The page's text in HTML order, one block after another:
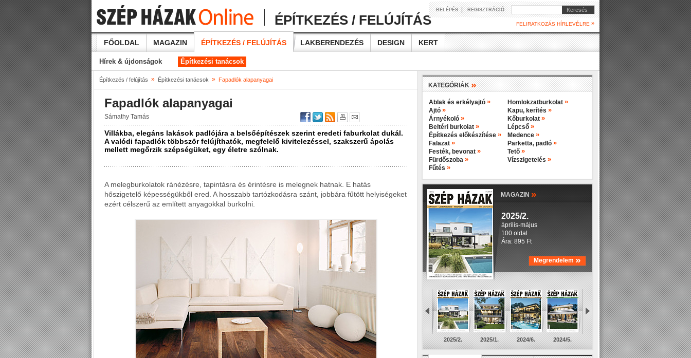
ÉPÍTKEZÉS / FELÚJÍTÁS
BELÉPÉS| REGISZTRÁCIÓ Keresés
FELIRATKOZÁS HÍRLEVÉLRE »
FŐOLDAL MAGAZIN ÉPÍTKEZÉS / FELÚJÍTÁS LAKBERENDEZÉS DESIGN KERT
Hírek & újdonságok Építkezési tanácsok
Építkezés / felújítás » Építkezési tanácsok » Fapadlók alapanyagai
Fapadlók alapanyagai
Sámathy Tamás
Villákba, elegáns lakások padlójára a belsőépítészek szerint eredeti faburkolat dukál.
A valódi fapadlók többször felújíthatók, megfelelő kivitelezéssel, szakszerű ápolás
mellett megőrzik szépségüket, egy életre szólnak.
A melegburkolatok ránézésre, tapintásra és érintésre is melegnek hatnak. E hatás
hőszigetelő képességükből ered. A hosszabb tartózkodásra szánt, jobbára fűtött helyiségeket
ezért célszerű az említett anyagokkal burkolni.
KATEGÓRIÁK»
Ablak és erkélyajtó »
Ajtó »
Árnyékoló »
Beltéri burkolat »
Építkezés előkészítése »
Falazat »
Festék, bevonat »
Fürdőszoba »
Fűtés »
Homlokzatburkolat »
Kapu, kerítés »
Kőburkolat »
Lépcső »
Medence »
Parketta, padló »
Tető »
Vízszigetelés »
MAGAZIN »
2025/2.
április-május
100 oldal
Ára: 895 Ft
Megrendelem »
2025/2. 2025/1. 2024/6. 2024/5.